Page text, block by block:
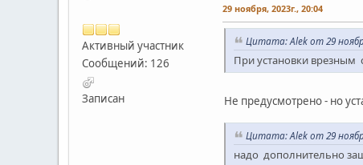
Активный участник
Сообщений: 126
Записан
29 ноября, 2023г., 20:04
Цитата: Alek от 29
При установки врезным
Не предусмотрено - но
Цитата: Alek от 29
надо дополнительно